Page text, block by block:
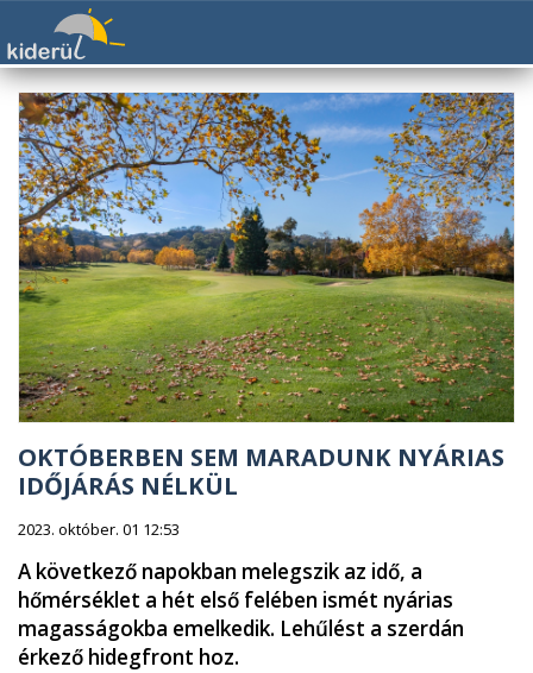
OKTÓBERBEN SEM MARADUNK NYÁRIAS
IDŐJÁRÁS NÉLKÜL
2023. október. 01 12:53
A következő napokban melegszik az idő, a
hőmérséklet a hét első felében ismét nyárias
magasságokba emelkedik. Lehűlést a szerdán
érkező hidegfront hoz.